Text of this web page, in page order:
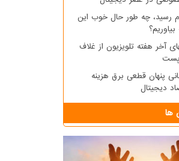
رسید، چه طور حال خوب این
آخر هفته تلویزیون از غلاف
پست
پنهان قطعی برق هزینه
دیجیتال
ها